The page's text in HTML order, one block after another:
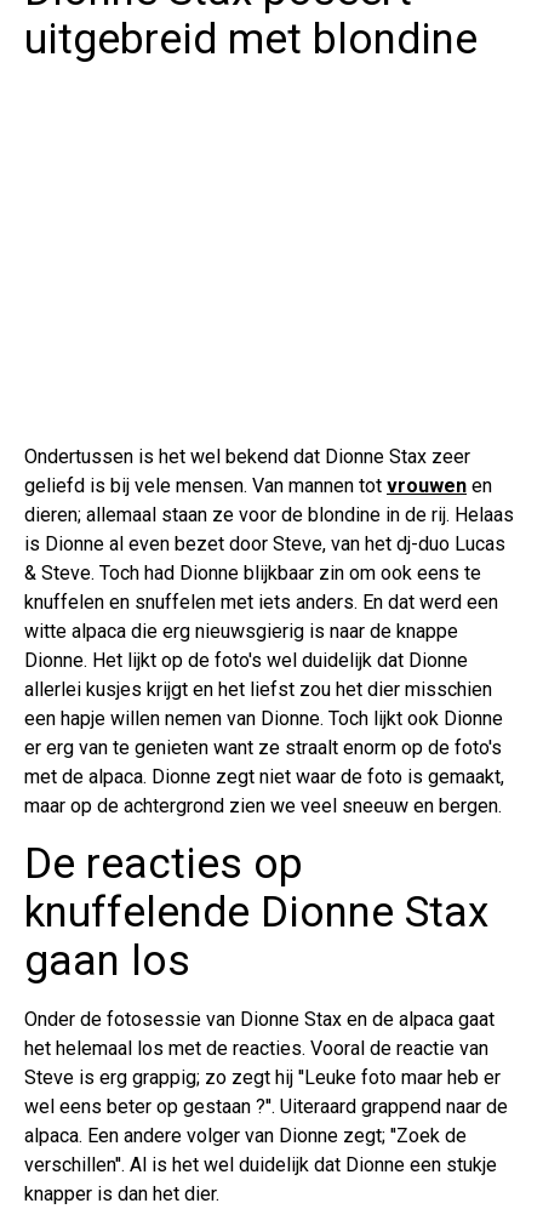
uitgebreid met blondine
Ondertussen is het wel bekend dat Dionne Stax zeer
geliefd is bij vele mensen. Van mannen tot vrouwen en
dieren; allemaal staan ze voor de blondine in de rij. Helaas
is Dionne al even bezet door Steve, van het dj-duo Lucas
& Steve. Toch had Dionne blijkbaar zin om ook eens te
knuffelen en snuffelen met iets anders. En dat werd een
witte alpaca die erg nieuwsgierig is naar de knappe
Dionne. Het lijkt op de foto's wel duidelijk dat Dionne
allerlei kusjes krijgt en het liefst zou het dier misschien
een hapje willen nemen van Dionne. Toch lijkt ook Dionne
er erg van te genieten want ze straalt enorm op de foto's
met de alpaca. Dionne zegt niet waar de foto is gemaakt,
maar op de achtergrond zien we veel sneeuw en bergen.
De reacties op
knuffelende Dionne Stax
gaan los
Onder de fotosessie van Dionne Stax en de alpaca gaat
het helemaal los met de reacties. Vooral de reactie van
Steve is erg grappig; zo zegt hij ''Leuke foto maar heb er
wel eens beter op gestaan ?''. Uiteraard grappend naar de
alpaca. Een andere volger van Dionne zegt; ''Zoek de
verschillen''. Al is het wel duidelijk dat Dionne een stukje
knapper is dan het dier.